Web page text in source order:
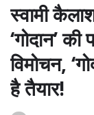
स्वामी
‘गोदान’ की
विमोचन,
है तैयार!